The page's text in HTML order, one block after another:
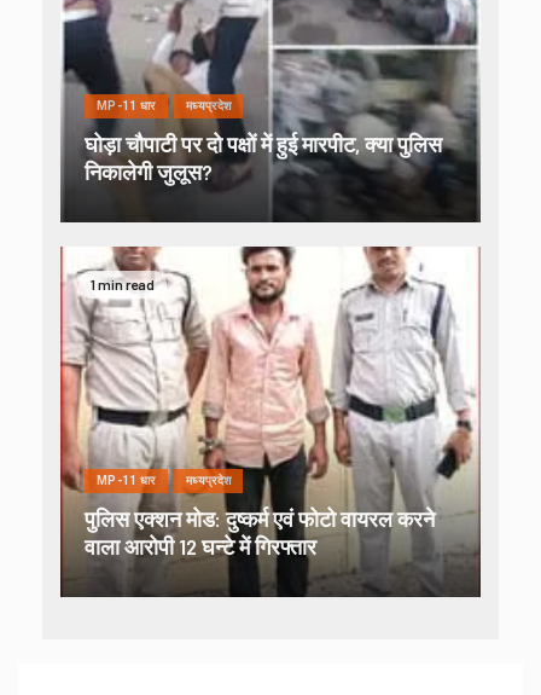
MP-11 धार मध्यप्रदेश
घोड़ा चौपाटी पर दो पक्षों में हुई मारपीट, क्या पुलिस
निकालेगी जुलूस?
1 min read
MP-11 धार मध्यप्रदेश
पुलिस एक्शन मोड: दुष्कर्म एवं फोटो वायरल करने
वाला आरोपी 12 घन्टे में गिरफ्तार